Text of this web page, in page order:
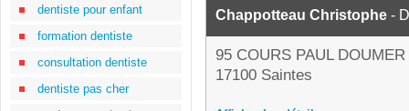
dentiste pour enfant
formation dentiste
consultation dentiste
dentiste pas cher
Chappotteau Christophe -
95 COURS PAUL DOUMER
17100 Saintes